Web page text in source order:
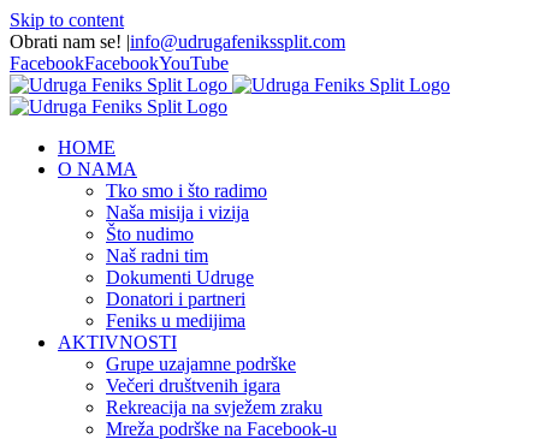
Skip to content
Obrati nam se! |info@udrugafenikssplit.com
FacebookFacebookYouTube
HOME
O NAMA
Tko smo i što radimo
Naša misija i vizija
Što nudimo
Naš radni tim
Dokumenti Udruge
Donatori i partneri
Feniks u medijima
AKTIVNOSTI
Grupe uzajamne podrške
Večeri društvenih igara
Rekreacija na svježem zraku
Mreža podrške na Facebook-u